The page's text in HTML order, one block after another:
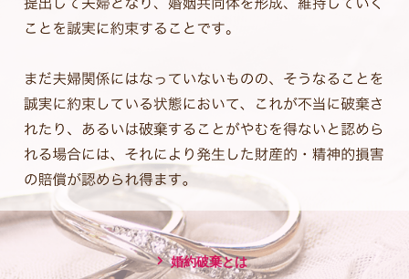
婚約破棄とは